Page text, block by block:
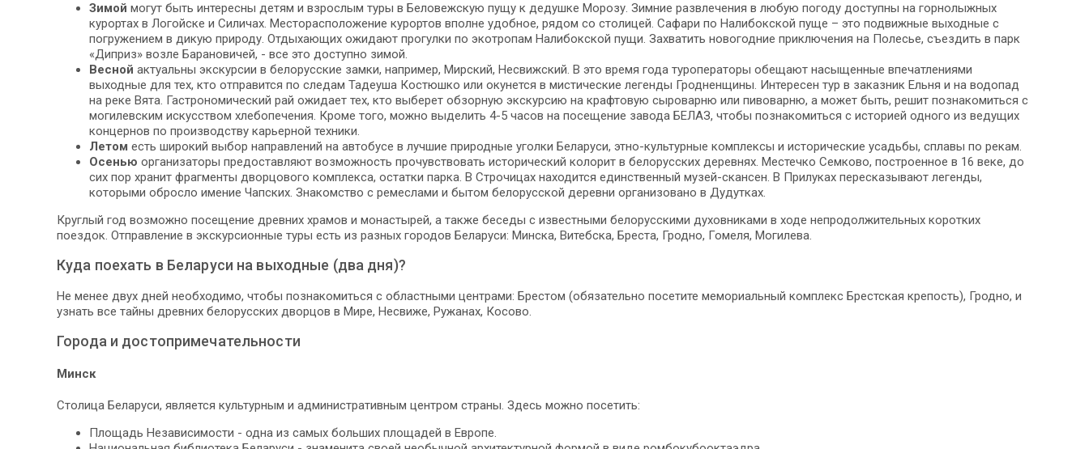
Зимой могут быть интересны детям и взрослым туры в Беловежскую пущу к дедушке Морозу. Зимние развлечения в любую погоду доступны на горнолыжных
курортах в Логойске и Силичах. Месторасположение курортов вполне удобное, рядом со столицей. Сафари по Налибокской пуще – это подвижные выходные с
погружением в дикую природу. Отдыхающих ожидают прогулки по экотропам Налибокской пущи. Захватить новогодние приключения на Полесье, съездить в парк
«Диприз» возле Барановичей, - все это доступно зимой.
Весной актуальны экскурсии в белорусские замки, например, Мирский, Несвижский. В это время года туроператоры обещают насыщенные впечатлениями
выходные для тех, кто отправится по следам Тадеуша Костюшко или окунется в мистические легенды Гродненщины. Интересен тур в заказник Ельня и на водопад
на реке Вята. Гастрономический рай ожидает тех, кто выберет обзорную экскурсию на крафтовую сыроварню или пивоварню, а может быть, решит познакомиться с
могилевским искусством хлебопечения. Кроме того, можно выделить 4-5 часов на посещение завода БЕЛАЗ, чтобы познакомиться с историей одного из ведущих
концернов по производству карьерной техники.
Летом есть широкий выбор направлений на автобусе в лучшие природные уголки Беларуси, этно-культурные комплексы и исторические усадьбы, сплавы по рекам.
Осенью организаторы предоставляют возможность прочувствовать исторический колорит в белорусских деревнях. Местечко Семково, построенное в 16 веке, до
сих пор хранит фрагменты дворцового комплекса, остатки парка. В Строчицах находится единственный музей-скансен. В Прилуках пересказывают легенды,
которыми обросло имение Чапских. Знакомство с ремеслами и бытом белорусской деревни организовано в Дудутках.
Круглый год возможно посещение древних храмов и монастырей, а также беседы с известными белорусскими духовниками в ходе непродолжительных коротких
поездок. Отправление в экскурсионные туры есть из разных городов Беларуси: Минска, Витебска, Бреста, Гродно, Гомеля, Могилева.
Куда поехать в Беларуси на выходные (два дня)?
Не менее двух дней необходимо, чтобы познакомиться с областными центрами: Брестом (обязательно посетите мемориальный комплекс Брестская крепость), Гродно, и
узнать все тайны древних белорусских дворцов в Мире, Несвиже, Ружанах, Косово.
Города и достопримечательности
Минск
Столица Беларуси, является культурным и административным центром страны. Здесь можно посетить:
Площадь Независимости - одна из самых больших площадей в Европе.